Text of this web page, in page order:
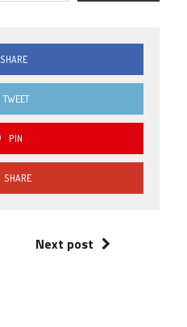
SHARE
TWEET
PIN
SHARE
Next post